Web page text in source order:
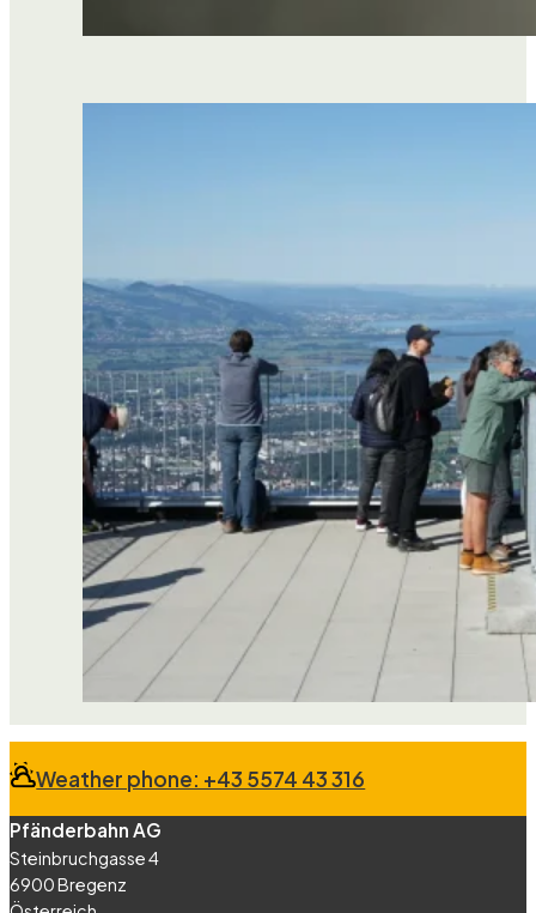
Weather phone: +43 5574 43 316
Pfänderbahn AG
Steinbruchgasse 4
6900 Bregenz